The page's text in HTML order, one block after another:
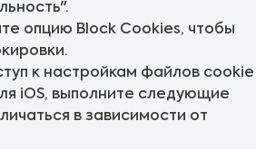
опцию Block Cookies, чтобы
к настройкам файлов cookie
iOS, выполните следующие
в зависимости от